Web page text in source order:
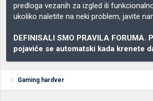
predloga vezanih za izgled ili
ukoliko naletite na neki problem, javite
DEFINISALI SMO PRAVILA FORUMA.
pojaviće se automatski kada krenete
Gaming hardver